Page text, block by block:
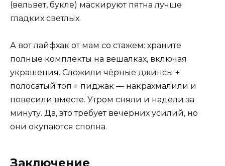
(вельвет, букле) маскируют пятна лучше
гладких светлых.
А вот лайфхак от мам со стажем: храните
полные комплекты на вешалках, включая
украшения. Сложили чёрные джинсы +
полосатый топ + пиджак — накрахмалили и
повесили вместе. Утром сняли и надели за
минуту. Да, это требует вечерних усилий, но
они окупаются сполна.
Заключение